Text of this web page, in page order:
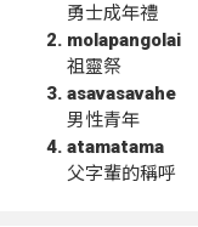
勇士成年禮
molapangolai
祖靈祭
asavasavahe
男性青年
atamatama
父字輩的稱呼